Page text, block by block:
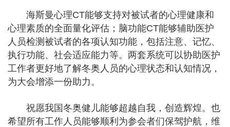
海斯曼心理CT能够支持对被试者的心理健康和
心理素质的全面量化评估；脑功能CT能够辅助医护
人员检测被试者的各项认知功能，包括注意、记忆、
执行功能、社会适应能力等。两套系统可以协助医护
工作者更好地了解冬奥人员的心理状态和认知情况，
为大会增添一份助力。
祝愿我国冬奥健儿能够超越自我，创造辉煌。也
希望所有工作人员能够顺利为参会者们保驾护航，维